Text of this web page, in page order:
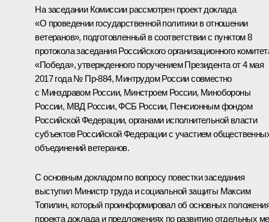
На заседании Комиссии рассмотрен проект доклада
«О проведении государственной политики в отношении
ветеранов», подготовленный в соответствии с пунктом 8
протокола заседания Российского организационного
«Победа», утвержденного поручением Президента от 4 мая
2017 года № Пр-884, Минтрудом России совместно
с Минздравом России, Минстроем России, Минобороны
России, МВД России, ФСБ России, Пенсионным фондом
Российской Федерации, органами исполнительной власти
субъектов Российской Федерации с участием
объединений ветеранов.
С основным докладом по вопросу повестки заседания
выступил Министр труда и социальной защиты Максим
Топилин, который проинформировал об основных
проекта доклада и предложениях по развитию отдельных